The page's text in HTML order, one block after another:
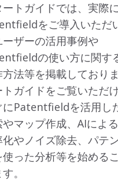
ートガイドでは、実際
をご導入いただ
ーザーの活用事例や
の使い方に関す
方法等を掲載しており
トガイドをご覧いただけ
にPatentfieldを活用し
マップ作成、 AIによ
やノイズ除去、パテ
使った分析等を始める
。